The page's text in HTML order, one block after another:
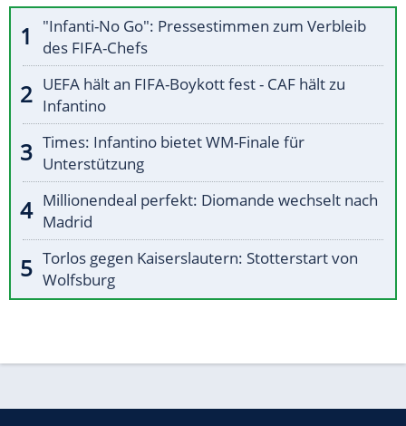
"Infanti-No Go": Pressestimmen zum Verbleib
des FIFA-Chefs
UEFA hält an FIFA-Boykott fest - CAF hält zu
Infantino
Times: Infantino bietet WM-Finale für
Unterstützung
Millionendeal perfekt: Diomande wechselt nach
Madrid
Torlos gegen Kaiserslautern: Stotterstart von
Wolfsburg